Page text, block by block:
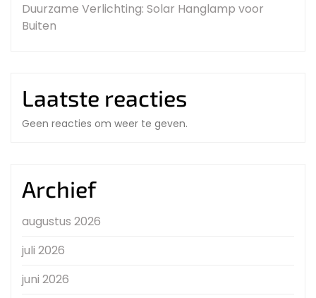
Duurzame Verlichting: Solar Hanglamp voor
Buiten
Laatste reacties
Geen reacties om weer te geven.
Archief
augustus 2026
juli 2026
juni 2026